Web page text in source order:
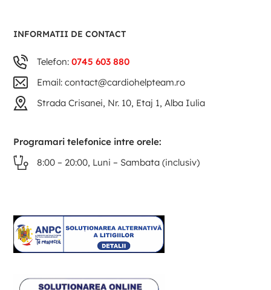
INFORMATII DE CONTACT
Telefon:0745 603 880
Email: contact@cardiohelpteam.ro
Strada Crisanei, Nr. 10, Etaj 1, Alba Iulia
Programari telefonice intre orele:
8:00 – 20:00, Luni – Sambata (inclusiv)